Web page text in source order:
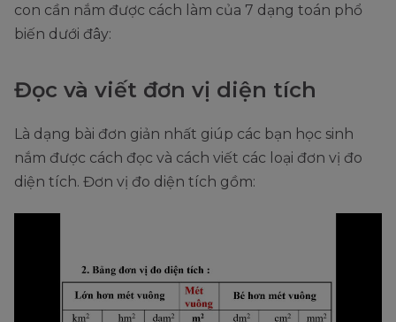
con cần nắm được cách làm của 7 dạng toán phổ
biến dưới đây:
Đọc và viết đơn vị diện tích
Là dạng bài đơn giản nhất giúp các bạn học sinh
nắm được cách đọc và cách viết các loại đơn vị đo
diện tích. Đơn vị đo diện tích gồm: